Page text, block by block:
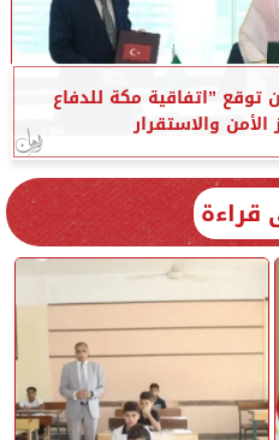
توقع ”اتفاقية مكة للدفاع
والاستقرار
قراءة